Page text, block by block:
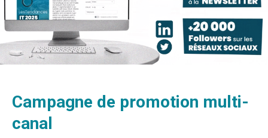
Campagne de promotion multi-
canal